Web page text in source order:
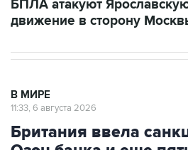
Британия ввела
Озон банка и еще
организаций из РФ